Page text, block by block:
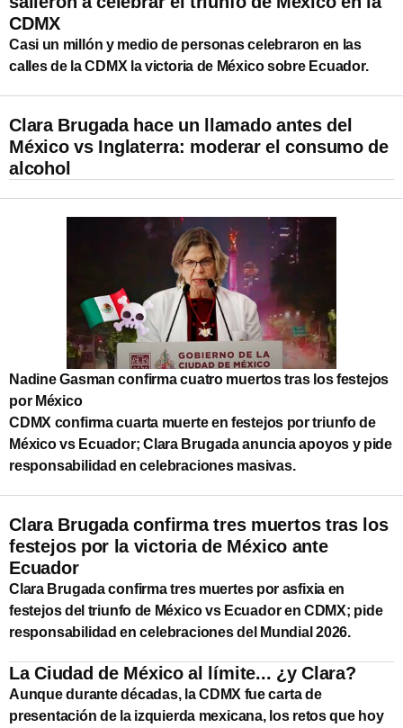
CDMX
Casi un millón y medio de personas celebraron en las
calles de la CDMX la victoria de México sobre Ecuador.
Clara Brugada hace un llamado antes del
México vs Inglaterra: moderar el consumo de
alcohol
Nadine Gasman confirma cuatro muertos tras los festejos
por México
CDMX confirma cuarta muerte en festejos por triunfo de
México vs Ecuador; Clara Brugada anuncia apoyos y pide
responsabilidad en celebraciones masivas.
Clara Brugada confirma tres muertos tras los
festejos por la victoria de México ante
Ecuador
Clara Brugada confirma tres muertes por asfixia en
festejos del triunfo de México vs Ecuador en CDMX; pide
responsabilidad en celebraciones del Mundial 2026.
La Ciudad de México al límite... ¿y Clara?
Aunque durante décadas, la CDMX fue carta de
presentación de la izquierda mexicana, los retos que hoy